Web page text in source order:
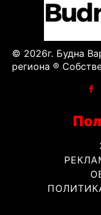
© 2026г. Будна
региона ®